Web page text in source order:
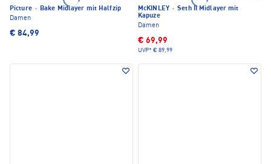
Picture · Bake Midlayer mit Halfzip
Damen
€ 84,99
McKINLEY · Seth II Midlayer mit
Kapuze
Damen
€ 69,99
UVP* € 89,99